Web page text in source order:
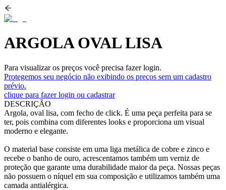
ARGOLA OVAL LISA
Para visualizar os preços você precisa fazer login.
Protegemos seu negócio não exibindo os preços sem um cadastro
prévio.
clique para fazer login ou cadastrar
DESCRIÇÃO
Argola, oval lisa, com fecho de click. É uma peça perfeita para se
ter, pois combina com diferentes looks e proporciona um visual
moderno e elegante.
O material base consiste em uma liga metálica de cobre e zinco e
recebe o banho de ouro, acrescentamos também um verniz de
proteção que garante uma durabilidade maior da peça. Nossas peças
não possuem o níquel em sua composição e utilizamos também uma
camada antialérgica.